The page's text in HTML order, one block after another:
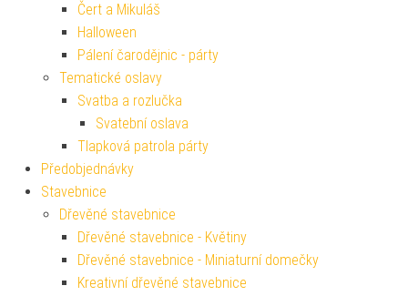
Čert a Mikuláš
Halloween
Pálení čarodějnic - párty
Tematické oslavy
Svatba a rozlučka
Svatební oslava
Tlapková patrola párty
Předobjednávky
Stavebnice
Dřevěné stavebnice
Dřevěné stavebnice - Květiny
Dřevěné stavebnice - Miniaturní domečky
Kreativní dřevěné stavebnice